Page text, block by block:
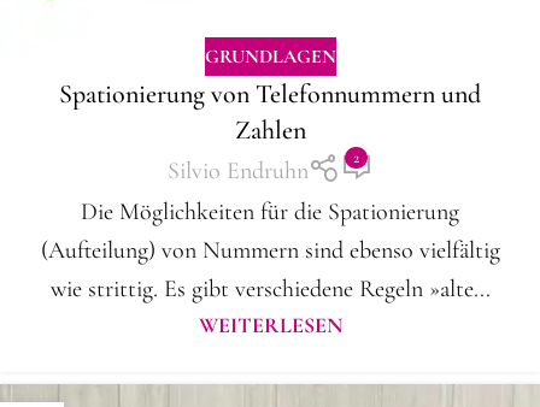
GRUNDLAGEN
Spationierung von Telefonnummern und
Zahlen
Silvio Endruhn 2
Die Möglichkeiten für die Spationierung
(Aufteilung) von Nummern sind ebenso vielfältig
wie strittig. Es gibt verschiedene Regeln »alte...
WEITERLESEN